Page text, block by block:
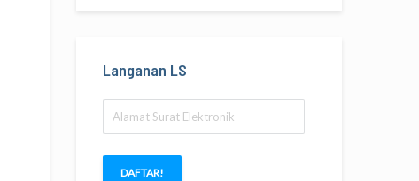
Langanan LS
Surat
Elektronik
DAFTAR!